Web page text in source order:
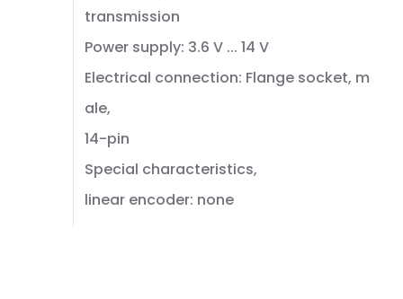
transmission
Power supply: 3.6 V ... 14 V
Electrical connection: Flange socket, m
ale,
14-pin
Special characteristics,
linear encoder: none